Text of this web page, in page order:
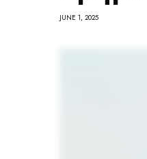
JUNE 1, 2025